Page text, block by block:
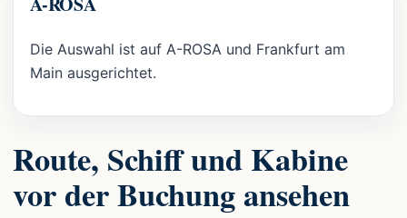
Die Auswahl ist auf A-ROSA und Frankfurt am
Main ausgerichtet.
Route, Schiff und Kabine
vor der Buchung ansehen